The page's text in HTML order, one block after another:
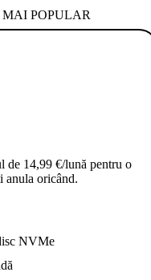
MAI POPULAR
de 14,99 €/lună pentru o
anula oricând.
NVMe